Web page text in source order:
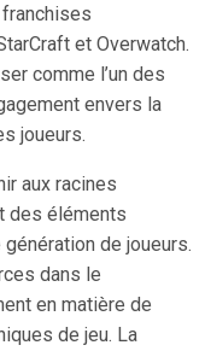
et Overwatch.
comme l’un des
envers la
joueurs.
aux racines
des éléments
de joueurs.
dans le
en matière de
de jeu. La